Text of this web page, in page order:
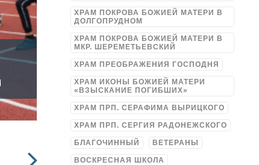
ХРАМ ПОКРОВА БОЖИЕЙ МАТЕРИ В
ДОЛГОПРУДНОМ
ХРАМ ПОКРОВА БОЖИЕЙ МАТЕРИ В
МКР. ШЕРЕМЕТЬЕВСКИЙ
ХРАМ ПРЕОБРАЖЕНИЯ ГОСПОДНЯ
ХРАМ ИКОНЫ БОЖИЕЙ МАТЕРИ
«ВЗЫСКАНИЕ ПОГИБШИХ»
ХРАМ ПРП. СЕРАФИМА ВЫРИЦКОГО
ХРАМ ПРП. СЕРГИЯ РАДОНЕЖСКОГО
БЛАГОЧИННЫЙ ВЕТЕРАНЫ
ВОСКРЕСНАЯ ШКОЛА